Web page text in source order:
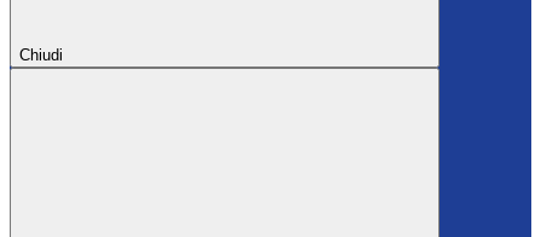
Chiudi